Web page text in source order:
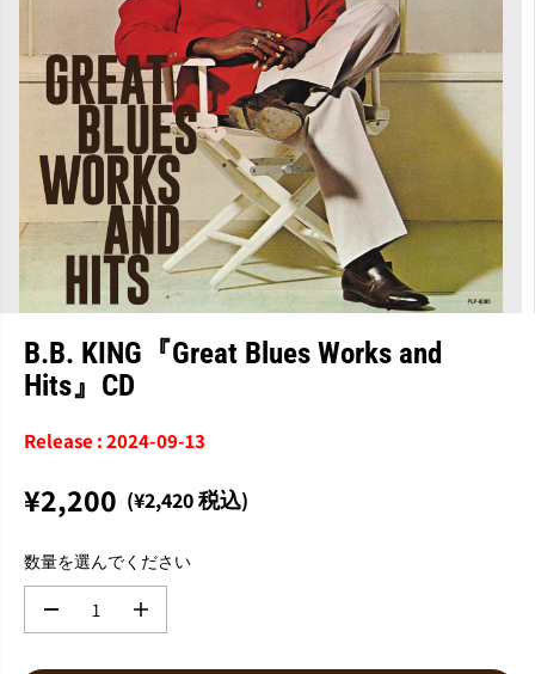
B.B. KING『Great Blues Works and
Hits』CD
Release : 2024-09-13
通
価
格
¥2,200 (¥2,420 税込)
数量を選んでください
数